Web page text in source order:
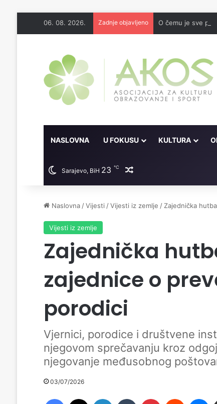
06. 08. 2026. Zadnje objavljeno O čemu je sve
NASLOVNA U FOKUSU KULTURA
Sarajevo, BiH 23 ℃ Random članak
Naslovna /Vijesti /Vijesti iz zemlje / Zajednička
Vijesti iz zemlje
Zajednička
zajednice o
porodici
Vjernici, porodice i društvene
njegovom sprečavanju kroz
njegovanje međusobnog
03/07/2026